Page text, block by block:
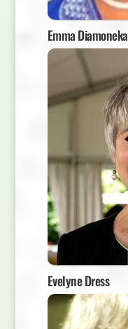
Emma Diamoneka
Evelyne Dress